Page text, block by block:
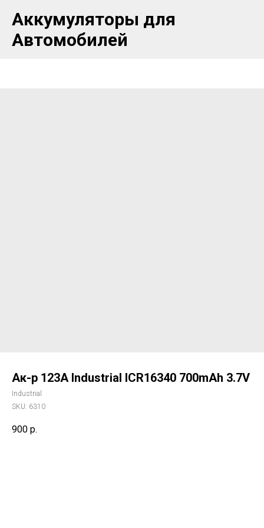
Аккумуляторы для
Автомобилей
Ак-р 123A Industrial ICR16340 700mAh 3.7V
Industrial
SKU: 6310
900 р.